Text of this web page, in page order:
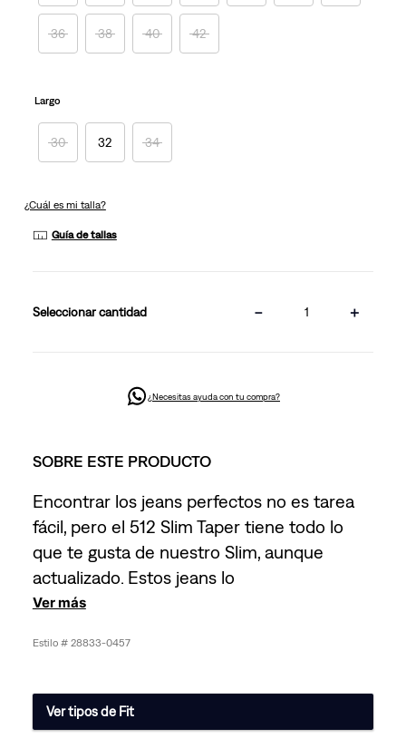
36 38 40 42
Largo
30 32 34
¿Cuál es mi talla?
Guía de tallas
cantidad ＋
－
¿Necesitas ayuda con tu compra?
SOBRE ESTE PRODUCTO
Encontrar los jeans perfectos no es tarea
fácil, pero el 512 Slim Taper tiene todo lo
que te gusta de nuestro Slim, aunque
actualizado. Estos jeans lo
Ver más
28833-0457
Ver tipos de Fit